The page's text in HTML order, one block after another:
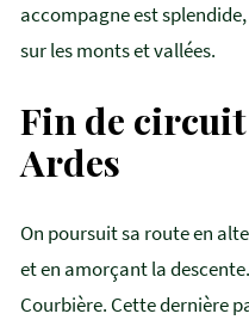
accompagne est
sur les monts et vallées.
Fin de
Ardes
On poursuit sa route en
et en amorçant la
Courbière. Cette dernière